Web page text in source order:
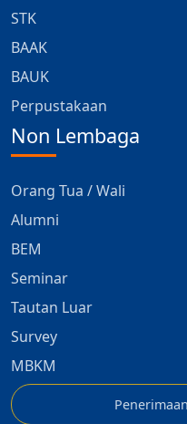
STK
BAAK
BAUK
Perpustakaan
Non Lembaga
Orang Tua / Wali
Alumni
BEM
Seminar
Tautan Luar
Survey
MBKM